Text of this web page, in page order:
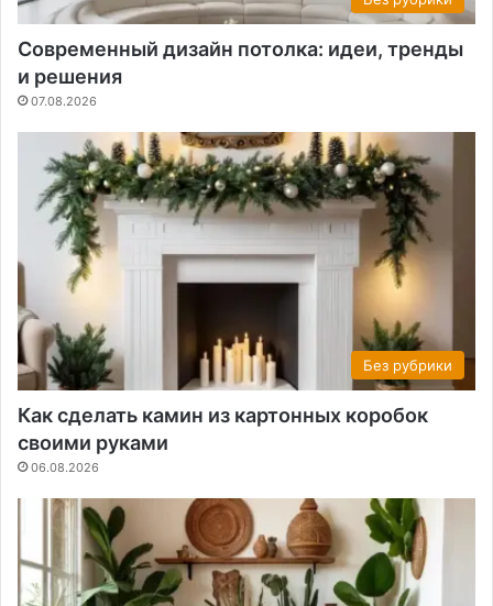
Современный дизайн потолка: идеи, тренды
и решения
07.08.2026
Без рубрики
Как сделать камин из картонных коробок
своими руками
06.08.2026